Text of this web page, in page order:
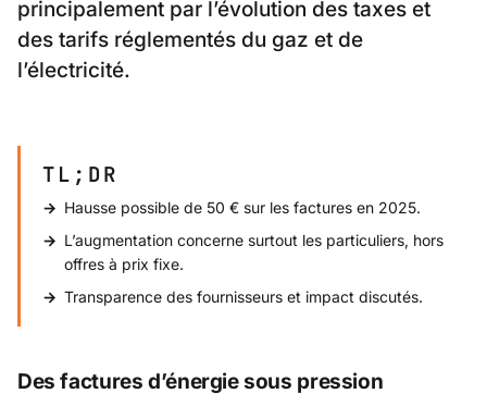
principalement par l’évolution des taxes et
des tarifs réglementés du gaz et de
l’électricité.
TL;DR
Hausse possible de 50 € sur les factures en 2025.
L’augmentation concerne surtout les particuliers, hors
offres à prix fixe.
Transparence des fournisseurs et impact discutés.
Des factures d’énergie sous pression